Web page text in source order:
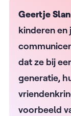
Geertje
kinderen en
dat ze bij
generatie,
voorbeeld